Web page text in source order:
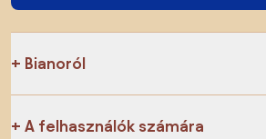
Bianoról
A felhasználók számára